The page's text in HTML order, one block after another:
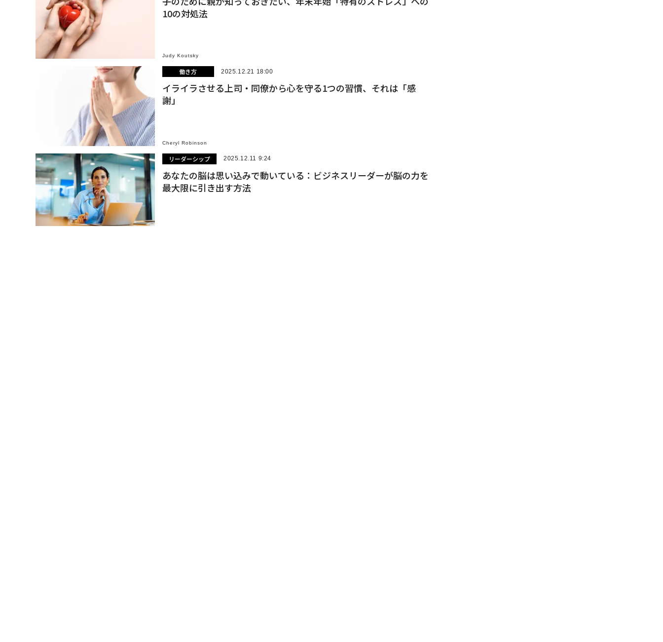
10の対処法
Judy Koutsky
働き方 2025.12.21 18:00
イライラさせる上司・同僚から心を守る1つの習慣、それは「感
謝」
Cheryl Robinson
リーダーシップ 2025.12.11 9:24
あなたの脳は思い込みで動いている：ビジネスリーダーが脳の力を
最大限に引き出す方法